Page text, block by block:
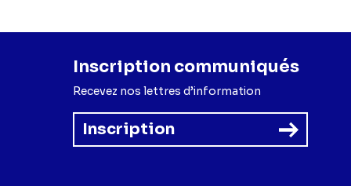
Inscription communiqués
Recevez nos lettres d’information
Inscription